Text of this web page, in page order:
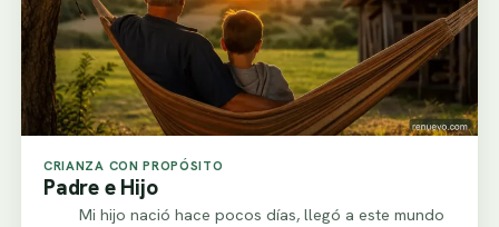
CRIANZA CON PROPÓSITO
Padre e Hijo
Mi hijo nació hace pocos días, llegó a este mundo